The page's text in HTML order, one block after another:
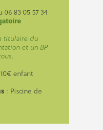
06 83 05 57 34
titulaire du
et un BP
enfant
: Piscine de